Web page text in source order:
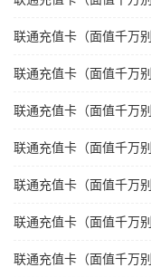
联通充值卡（面值千万
联通充值卡（面值千万
联通充值卡（面值千万
联通充值卡（面值千万
联通充值卡（面值千万
联通充值卡（面值千万
联通充值卡（面值千万